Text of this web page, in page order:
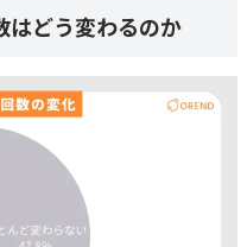
はどう変わるのか